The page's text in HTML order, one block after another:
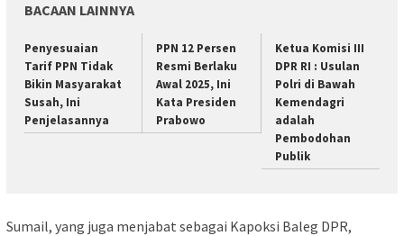
BACAAN LAINNYA
Penyesuaian
Tarif PPN Tidak
Bikin Masyarakat
Susah, Ini
Penjelasannya
PPN 12 Persen
Resmi Berlaku
Awal 2025, Ini
Kata Presiden
Prabowo
Ketua Komisi III
DPR RI : Usulan
Polri di Bawah
Kemendagri
adalah
Pembodohan
Publik
Sumail, yang juga menjabat sebagai Kapoksi Baleg DPR,